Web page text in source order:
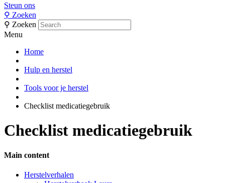
Steun ons
⚲ Zoeken
⚲ Zoeken
Menu
Home
Hulp en herstel
Tools voor je herstel
Checklist medicatiegebruik
Checklist medicatiegebruik
Main content
SideHerstelverhalen